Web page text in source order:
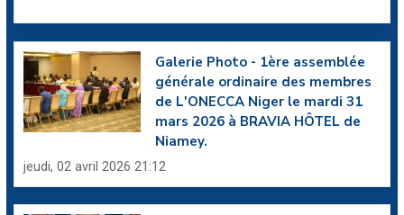
Galerie Photo - 1ère assemblée
générale ordinaire des membres
de L'ONECCA Niger le mardi 31
mars 2026 à BRAVIA HÔTEL de
Niamey.
jeudi, 02 avril 2026 21:12